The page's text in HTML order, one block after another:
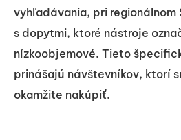
vyhľadávania, pri regionálnom
s dopytmi, ktoré nástroje
nízkoobjemové. Tieto
prinášajú návštevníkov, ktorí
okamžite nakúpiť.